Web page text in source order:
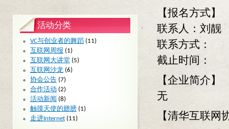
【报名方式】
联系人：刘靓
联系方式：
截止时间：
【企业简介】
无
【清华互联网
活动分类
VC与创业者的舞蹈(11)
互联网周报 (1)
互联网大讲堂(5)
互联网沙龙 (6)
协会公告(7)
合作活动 (2)
活动新闻 (8)
触摸天使的翅膀(1)
走进Internet(11)